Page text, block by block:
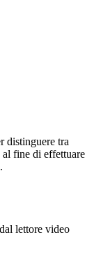
distinguere tra
fine di effettuare
lettore video